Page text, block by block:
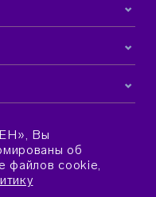
Вы
об
файлов cookie,